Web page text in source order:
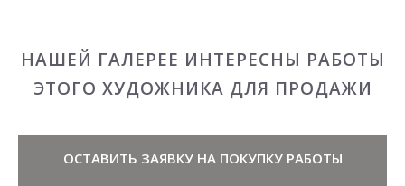
НАШЕЙ ГАЛЕРЕЕ ИНТЕРЕСНЫ РАБОТЫ
ЭТОГО ХУДОЖНИКА ДЛЯ ПРОДАЖИ
ОСТАВИТЬ ЗАЯВКУ НА ПОКУПКУ РАБОТЫ